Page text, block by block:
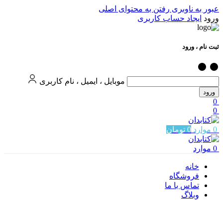
عبور به ناوبری رفتن به محتوای اصلی
ورود ایجاد حساب کاربری
ثبت نام ، ورود
موبایل ، ایمیل ، نام کاربری
ورود
0
0
0 موارد 0 تومان
0 موارد
خانه
فروشگاه
تماس با ما
وبلاگ